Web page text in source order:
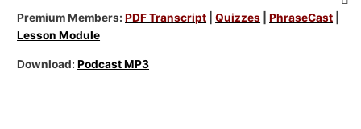
Premium Members:PDF Transcript |Quizzes |PhraseCast
Lesson Module
Download:Podcast MP3